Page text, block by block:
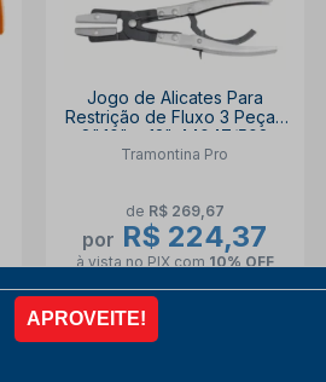
Jogo de Alicates Para
Restrição de Fluxo 3 Peças
8",10" e 12" 44047/502
TRAMONTINA PRO
Tramontina Pro
de R$ 269,67
por R$ 224,37
à vista no PIX com 10% OFF
6x deR$ 41,55